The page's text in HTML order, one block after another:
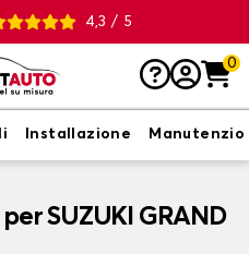
4,3 / 5
0
Installazione
SUZUKI GRAND